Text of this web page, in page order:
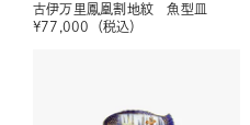
古伊万里鳳凰割地紋 魚型皿
¥77,000 （税込）